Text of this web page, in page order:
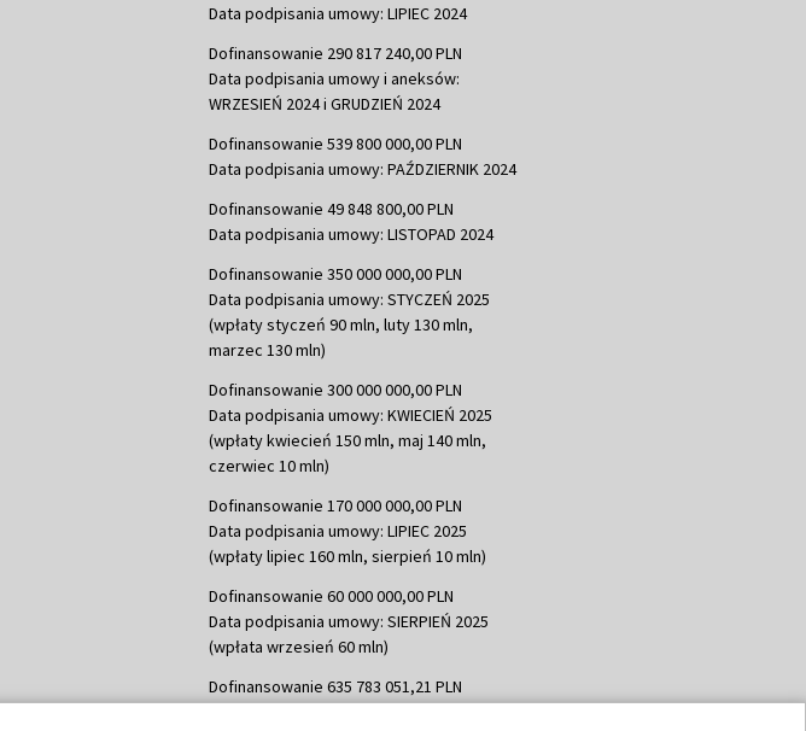
Data podpisania umowy: LIPIEC 2024
Dofinansowanie 290 817 240,00 PLN
Data podpisania umowy i aneksów:
WRZESIEŃ 2024 i GRUDZIEŃ 2024
Dofinansowanie 539 800 000,00 PLN
Data podpisania umowy: PAŹDZIERNIK 2024
Dofinansowanie 49 848 800,00 PLN
Data podpisania umowy: LISTOPAD 2024
Dofinansowanie 350 000 000,00 PLN
Data podpisania umowy: STYCZEŃ 2025
(wpłaty styczeń 90 mln, luty 130 mln,
marzec 130 mln)
Dofinansowanie 300 000 000,00 PLN
Data podpisania umowy: KWIECIEŃ 2025
(wpłaty kwiecień 150 mln, maj 140 mln,
czerwiec 10 mln)
Dofinansowanie 170 000 000,00 PLN
Data podpisania umowy: LIPIEC 2025
(wpłaty lipiec 160 mln, sierpień 10 mln)
Dofinansowanie 60 000 000,00 PLN
Data podpisania umowy: SIERPIEŃ 2025
(wpłata wrzesień 60 mln)
Dofinansowanie 635 783 051,21 PLN